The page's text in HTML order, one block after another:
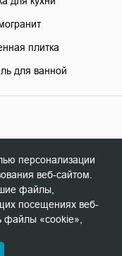
плитка
для ванной
персонализации
веб-сайтом.
файлы,
посещениях веб-
файлы «cookie»,